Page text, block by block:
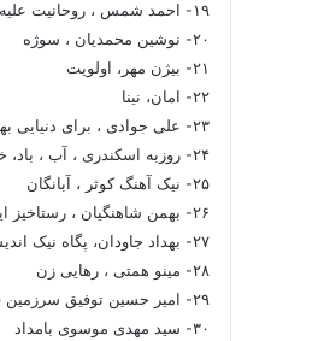
۱۹- احمد شمس ، روحانیت علیه روحانیت- عبور
۲۰- نوشین محمدیان ، سوژه
۲۱- بیژن مهر، اولویت
۲۲- امان، نینا
۲۳- علی جوادی ، برای دنیایی بهتر
۲۴- روزبه اسکندری ، آب ، باد، خاک
۲۵- نیک آهنگ کوثر ، آبانگان
۲۶- بهمن شاهنگیان ، رستاخیز ایرانگرایان
۲۷- بهداد جاودان، پگاه نیک اندیشی
۲۸- مینو همتی ، رهایی زن
۲۹- امیر حسین توفیق سرزمین فرصت ها
۳۰- سید مهدی موسوی بامداد